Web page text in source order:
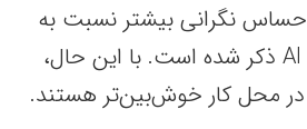
احساس نگرانی بیشتر نسبت به
هیجان ناشی از رشد AI ذکر شده است. با این حال،